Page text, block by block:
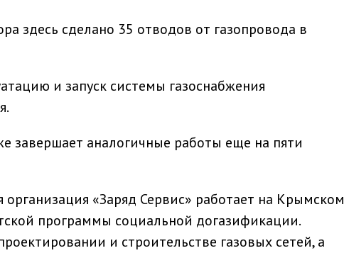
здесь сделано 35 отводов от газопровода в
и запуск системы газоснабжения
завершает аналогичные работы еще на пяти
организация «Заряд Сервис» работает на Крымском
программы социальной догазификации.
и строительстве газовых сетей, а